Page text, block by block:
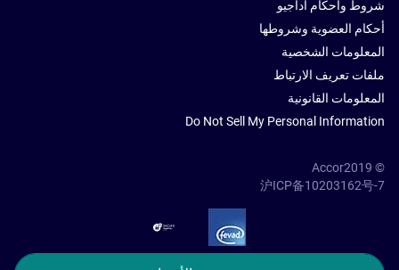
شروط وأحكام أداجيو
أحكام العضوية وشروطها
المعلومات الشخصية
ملفات تعريف الارتباط
المعلومات القانونية
Do Not Sell My Personal Information
© Accor2019
沪ICP备10203162号-7